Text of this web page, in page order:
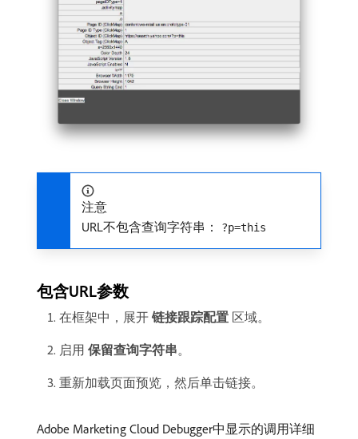
注意
URL不包含查询字符串：
?p=this
包含URL参数
在框架中，展开​ 链接跟踪配置 ​区域。
启用​ 保留查询字符串。
重新加载页面预览，然后单击链接。
Adobe Marketing Cloud Debugger中显示的调用详细